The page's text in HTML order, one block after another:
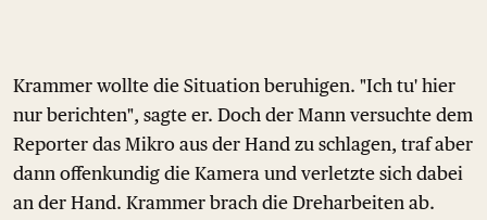
Krammer wollte die Situation beruhigen. "Ich tu' hier
nur berichten", sagte er. Doch der Mann versuchte dem
Reporter das Mikro aus der Hand zu schlagen, traf aber
dann offenkundig die Kamera und verletzte sich dabei
an der Hand. Krammer brach die Dreharbeiten ab.